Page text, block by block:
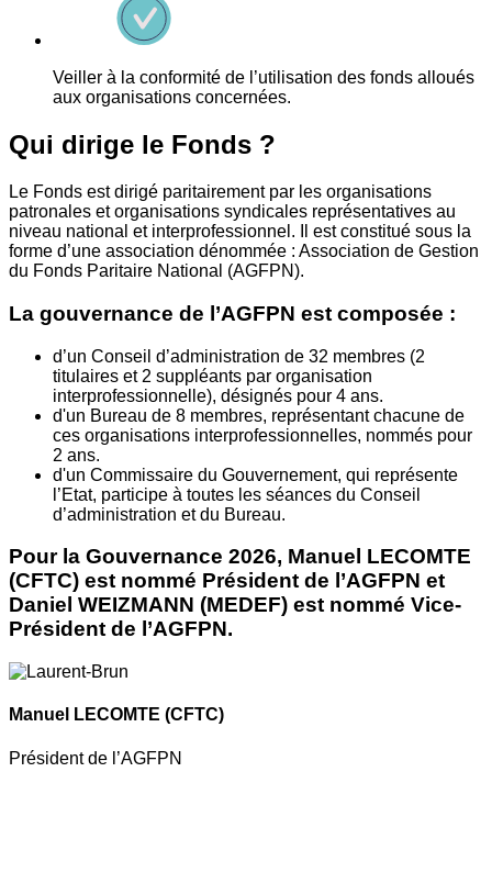
Veiller à la conformité de l’utilisation des fonds alloués
aux organisations concernées.
Qui dirige le Fonds ?
Le Fonds est dirigé paritairement par les organisations
patronales et organisations syndicales représentatives au
niveau national et interprofessionnel. Il est constitué sous la
forme d’une association dénommée : Association de Gestion
du Fonds Paritaire National (AGFPN).
La gouvernance de l’AGFPN est composée :
d’un Conseil d’administration de 32 membres (2
titulaires et 2 suppléants par organisation
interprofessionnelle), désignés pour 4 ans.
d'un Bureau de 8 membres, représentant chacune de
ces organisations interprofessionnelles, nommés pour
2 ans.
d'un Commissaire du Gouvernement, qui représente
l’Etat, participe à toutes les séances du Conseil
d’administration et du Bureau.
Pour la Gouvernance 2026, Manuel LECOMTE
(CFTC) est nommé Président de l’AGFPN et
Daniel WEIZMANN (MEDEF) est nommé Vice-
Président de l’AGFPN.
Manuel LECOMTE (CFTC)
Président de l’AGFPN